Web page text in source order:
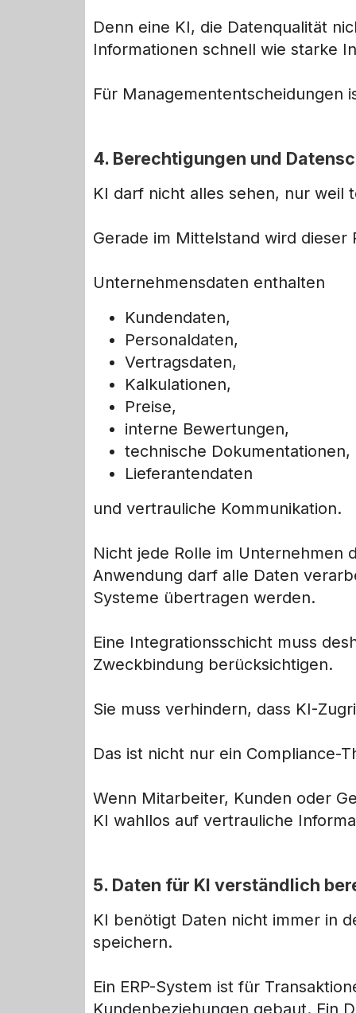
Denn eine KI, die Datenqualität
Informationen schnell wie starke
Für Managemententscheidungen
4. Berechtigungen und
KI darf nicht alles sehen, nur weil
Gerade im Mittelstand wird
Unternehmensdaten enthalten
Kundendaten,
Personaldaten,
Vertragsdaten,
Kalkulationen,
Preise,
interne Bewertungen,
technische Dokumentationen,
Lieferantendaten
und vertrauliche Kommunikation.
Nicht jede Rolle im Unternehmen
Anwendung darf alle Daten
Systeme übertragen werden.
Eine Integrationsschicht muss
Zweckbindung berücksichtigen.
Sie muss verhindern, dass KI-
Das ist nicht nur ein Compliance-
Wenn Mitarbeiter, Kunden oder
KI wahllos auf vertrauliche
5. Daten für KI verständlich
KI benötigt Daten nicht immer in
speichern.
Ein ERP-System ist für
Kundenbeziehungen gebaut. Ein